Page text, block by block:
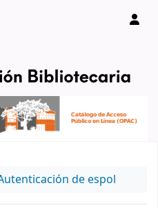
de espol